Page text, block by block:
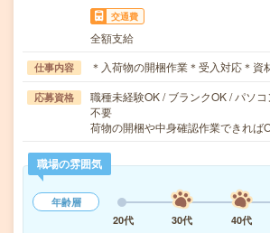
交通費
全額支給
仕事内容 ＊入荷物の開梱作業＊受入対応＊資
応募資格
職種未経験OK / ブランクOK / パソ
不要
荷物の開梱や中身確認作業できれば
職場の雰囲気
年齢層
20代
30代 40代